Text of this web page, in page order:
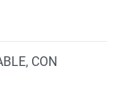
CON